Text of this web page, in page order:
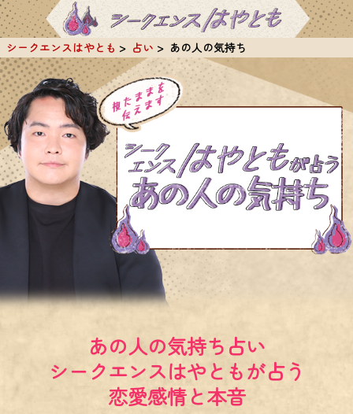
シークエンスはやとも 占い あの人の気持ち
あの人の気持ち占い
シークエンスはやともが占う
恋愛感情と本音